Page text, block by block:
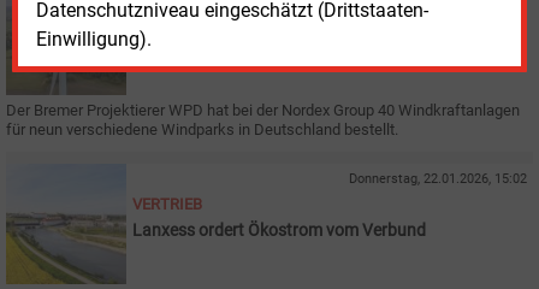
Datenschutzniveau eingeschätzt (Drittstaaten-
Einwilligung).
WINDKRAFT
WPD kauft Dutzende Windturbinen für Projekte in
Deutschland
Der Bremer Projektierer WPD hat bei der Nordex Group 40 Windkraftanlagen
für neun verschiedene Windparks in Deutschland bestellt.
Donnerstag, 22.01.2026, 15:02
VERTRIEB
Lanxess ordert Ökostrom vom Verbund